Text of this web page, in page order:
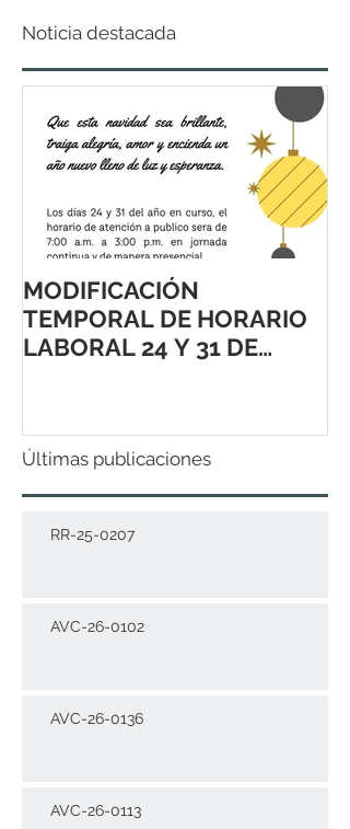
Noticia destacada
MODIFICACIÓN
TEMPORAL DE HORARIO
LABORAL 24 Y 31 DE
Últimas publicaciones
RR-25-0207
AVC-26-0102
AVC-26-0136
AVC-26-0113